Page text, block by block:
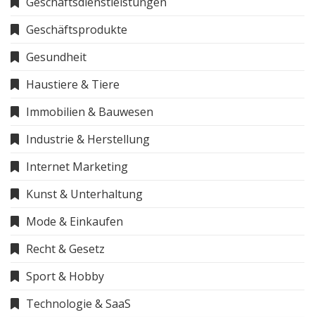
Geschäftsprodukte
Gesundheit
Haustiere & Tiere
Immobilien & Bauwesen
Industrie & Herstellung
Internet Marketing
Kunst & Unterhaltung
Mode & Einkaufen
Recht & Gesetz
Sport & Hobby
Technologie & SaaS